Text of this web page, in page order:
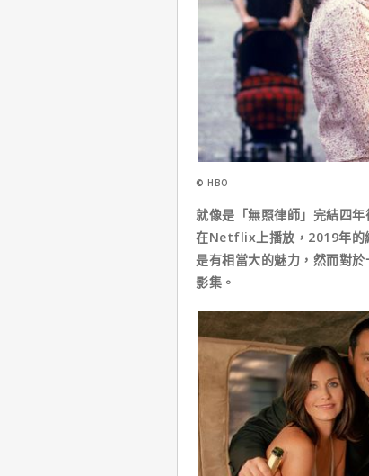
© HBO
就像是「無照律師」完結四
在Netflix上播放，2019年的
是有相當大的魅力，然而對
影集。